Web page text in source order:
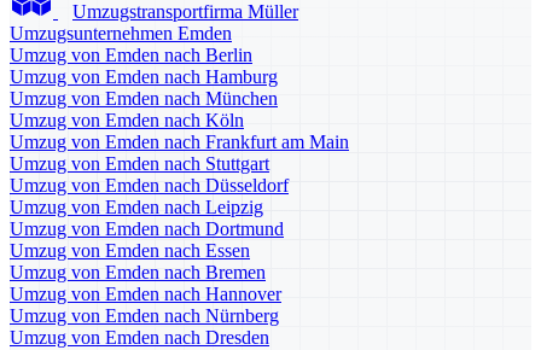
Umzugstransportfirma Müller
Umzugsunternehmen Emden
Umzug von Emden nach Berlin
Umzug von Emden nach Hamburg
Umzug von Emden nach München
Umzug von Emden nach Köln
Umzug von Emden nach Frankfurt am Main
Umzug von Emden nach Stuttgart
Umzug von Emden nach Düsseldorf
Umzug von Emden nach Leipzig
Umzug von Emden nach Dortmund
Umzug von Emden nach Essen
Umzug von Emden nach Bremen
Umzug von Emden nach Hannover
Umzug von Emden nach Nürnberg
Umzug von Emden nach Dresden